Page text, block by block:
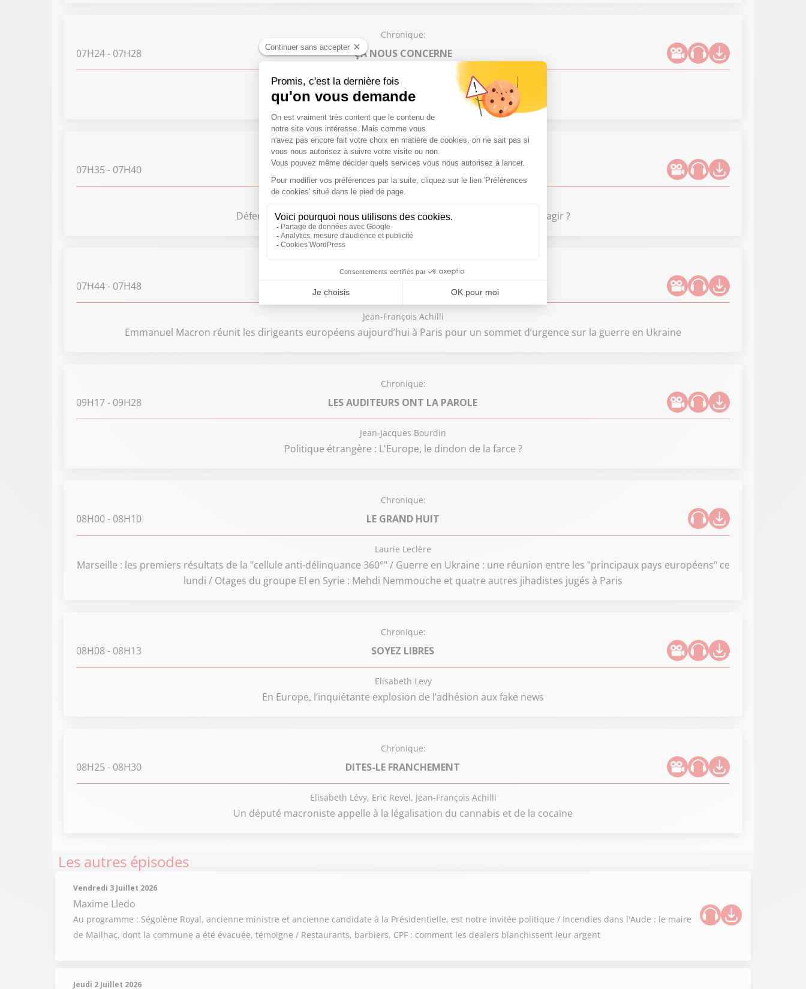
Chronique:
07H24- 07H28 ÇA NOUS CONCERNE
Eric Revel
Porsche en perte de vitesse
Chronique:
07H35 - 07H40 SUD RADIO VOUS EXPLIQUE
Jean-Jacques Bourdin
Défense : Méprisée par les Etats-Unis, comment l’Europe peut-elle réagir ?
Chronique:
07H44- 07H48
Jean-François Achilli
Emmanuel Macron réunit les dirigeants européens aujourd’hui à Paris pour un sommet d’urgence sur la guerre en Ukraine
Chronique:
09H17- 09H28 LES AUDITEURS ONT LA PAROLE
Jean-Jacques Bourdin
Politique étrangère : L'Europe, le dindon de la farce ?
Chronique:
08H00- 08H10 LE GRAND HUIT
Laurie Leclère
Marseille : les premiers résultats de la "cellule anti-délinquance 360°" / Guerre en Ukraine : une réunion entre les "principaux pays européens" ce
lundi / Otages du groupe EI en Syrie : Mehdi Nemmouche et quatre autres jihadistes jugés à Paris
Chronique:
08H08- 08H13 SOYEZ LIBRES
Elisabeth Levy
En Europe, l’inquiétante explosion de l’adhésion aux fake news
Chronique:
08H25 - 08H30 DITES-LE FRANCHEMENT
Elisabeth Lévy, Eric Revel, Jean-François Achilli
Un député macroniste appelle à la légalisation du cannabis et de la cocaïne
Les autres épisodes
Vendredi 3 Juillet 2026
Maxime Lledo
Au programme : Ségolène Royal, ancienne ministre et ancienne candidate à la Présidentielle, est notre invitée politique / Incendies dans l'Aude : le maire
de Mailhac, dont la commune a été évacuée, témoigne / Restaurants, barbiers, CPF : comment les dealers blanchissent leur argent
Jeudi 2 Juillet 2026